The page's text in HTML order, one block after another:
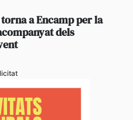
a Encamp per la
dels